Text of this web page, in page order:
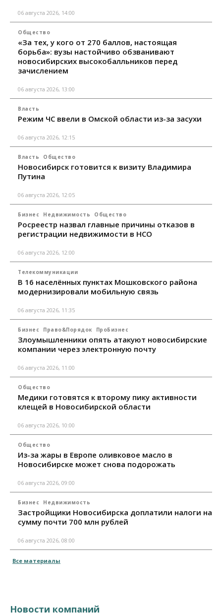
06 августа 2026, 14:00
Общество
«За тех, у кого от 270 баллов, настоящая
борьба»: вузы настойчиво обзванивают
новосибирских высокобалльников перед
зачислением
06 августа 2026, 13:00
Власть
Режим ЧС ввели в Омской области из-за засухи
06 августа 2026, 12:15
Власть Общество
Новосибирск готовится к визиту Владимира
Путина
06 августа 2026, 12:05
Бизнес Недвижимость Общество
Росреестр назвал главные причины отказов в
регистрации недвижимости в НСО
06 августа 2026, 12:00
Телекоммуникации
В 16 населённых пунктах Мошковского района
модернизировали мобильную связь
06 августа 2026, 11:35
Бизнес Право&Порядок ПроБизнес
Злоумышленники опять атакуют новосибирские
компании через электронную почту
06 августа 2026, 11:00
Общество
Медики готовятся к второму пику активности
клещей в Новосибирской области
06 августа 2026, 10:00
Общество
Из-за жары в Европе оливковое масло в
Новосибирске может снова подорожать
06 августа 2026, 09:00
Бизнес Недвижимость
Застройщики Новосибирска доплатили налоги на
сумму почти 700 млн рублей
06 августа 2026, 08:00
Все материалы
Новости компаний